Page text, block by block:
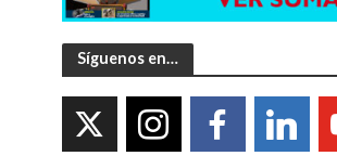
Síguenos en…